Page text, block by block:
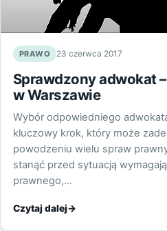
PRAWO 23 czerwca 2017
Sprawdzony adwokat
w Warszawie
Wybór odpowiedniego
kluczowy krok, który może
powodzeniu wielu spraw
stanąć przed sytuacją
prawnego,…
Czytaj dalej→